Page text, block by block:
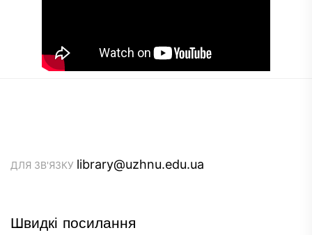
ДЛЯ ЗВ'ЯЗКУ library@uzhnu.edu.ua
Швидкі посилання